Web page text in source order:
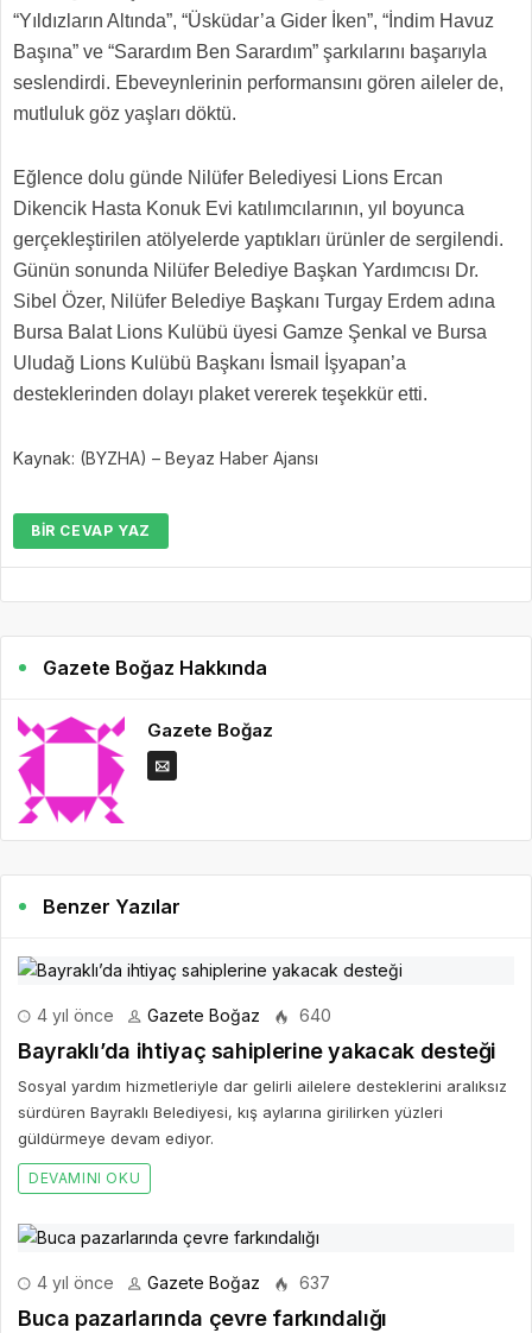
“Yıldızların Altında”, “Üsküdar’a Gider İken”, “İndim Havuz
Başına” ve “Sarardım Ben Sarardım” şarkılarını başarıyla
seslendirdi. Ebeveynlerinin performansını gören aileler de,
mutluluk göz yaşları döktü.
Eğlence dolu günde Nilüfer Belediyesi Lions Ercan
Dikencik Hasta Konuk Evi katılımcılarının, yıl boyunca
gerçekleştirilen atölyelerde yaptıkları ürünler de sergilendi.
Günün sonunda Nilüfer Belediye Başkan Yardımcısı Dr.
Sibel Özer, Nilüfer Belediye Başkanı Turgay Erdem adına
Bursa Balat Lions Kulübü üyesi Gamze Şenkal ve Bursa
Uludağ Lions Kulübü Başkanı İsmail İşyapan’a
desteklerinden dolayı plaket vererek teşekkür etti.
Kaynak: (BYZHA) – Beyaz Haber Ajansı
BIR CEVAP YAZ
Gazete Boğaz Hakkında
Gazete Boğaz
Benzer Yazılar
4 yıl önce Gazete Boğaz 640
Bayraklı’da ihtiyaç sahiplerine yakacak desteği
Sosyal yardım hizmetleriyle dar gelirli ailelere desteklerini aralıksız
sürdüren Bayraklı Belediyesi, kış aylarına girilirken yüzleri
güldürmeye devam ediyor.
DEVAMINI OKU
4 yıl önce Gazete Boğaz 637
Buca pazarlarında çevre farkındalığı